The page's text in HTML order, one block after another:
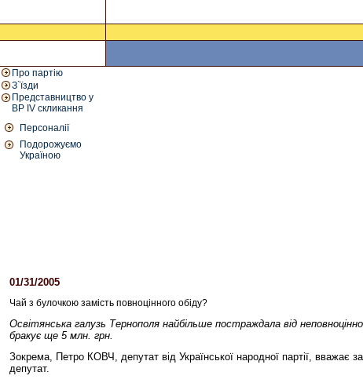
Про партію
З`їзди
Представництво у
ВР IV скликання
Персоналії
Подорожуємо
Україною
01/31/2005
Чай з булочкою замість повноцінного обіду?
Освітянська галузь Тернополя найбільше постраждала від
бракує ще 5 млн. грн.
Зокрема, Петро КОВЧ, депутат від Української народної партії, вважає
депутат.